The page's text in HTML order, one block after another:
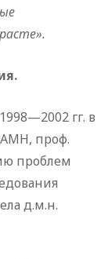
гг. в
проф.
проблем
д.м.н.